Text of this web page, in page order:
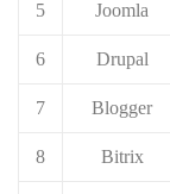
5 Joomla
6 Drupal
7 Blogger
8 Bitrix